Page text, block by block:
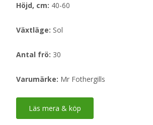
Höjd, cm: 40-60
Växtläge: Sol
Antal frö: 30
Varumärke: Mr Fothergills
Läs mera & köp